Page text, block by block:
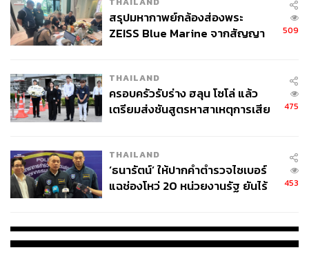
ABOUT THE AUTHOR
Mr.Vop
ดาราศาสตร์ เคยมีรายการทีวีเล็กๆ ชื่อ ‘ยาม
เฝ้าโลก’
สรุปมหากาพย์กล้องส่องพระ
ZEISS Blue Marine จากสัญญา
จ่ายหนี้-แอบระบุแบรนด์
509
THAILAND
ครอบครัวรับร่าง ฮลุน โซโล่ แล้ว
เตรียมส่งชันสูตรหาสาเหตุการเสีย
475
THAILAND
‘ธนารัตน์’ ให้ปากคำตำรวจไซเบอร์
แฉช่องโหว่ 20 หน่วยงานรัฐ ยันไร้
453